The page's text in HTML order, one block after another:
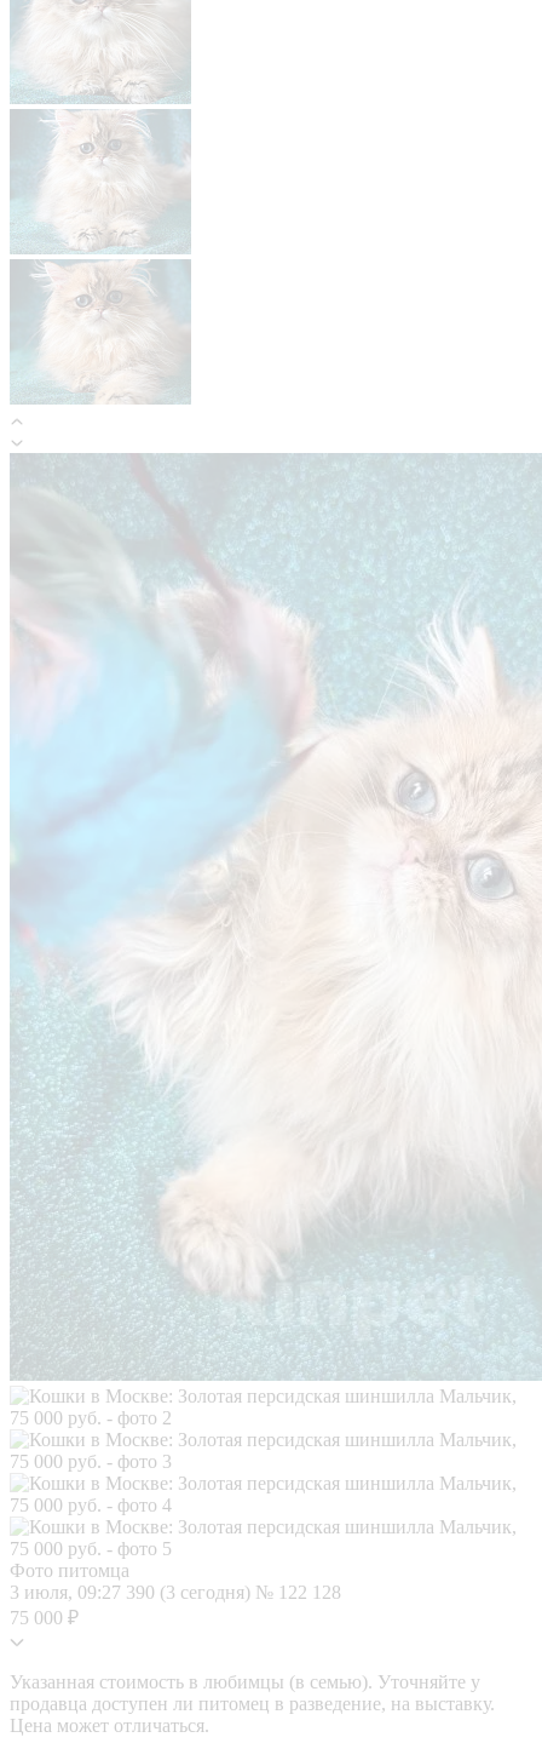
Фото питомца
3 июля, 09:27 390 (3 сегодня) № 122 128
75 000 ₽
Указанная стоимость в любимцы (в семью). Уточняйте у
продавца доступен ли питомец в разведение, на выставку.
Цена может отличаться.